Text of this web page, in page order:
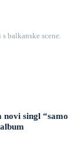
scene.
singl “samo